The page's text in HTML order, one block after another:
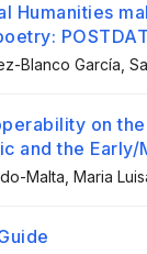
Humanities
Blanco García ,
on
and the
Malta , Maria